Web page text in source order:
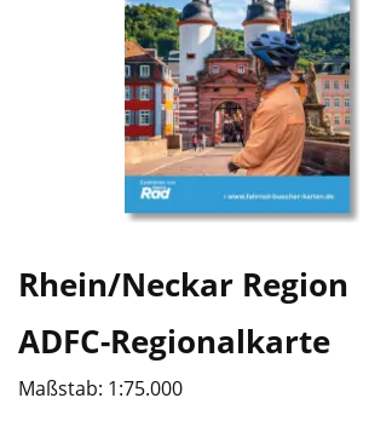
Rhein/Neckar Region
ADFC-Regionalkarte
Maßstab: 1:75.000